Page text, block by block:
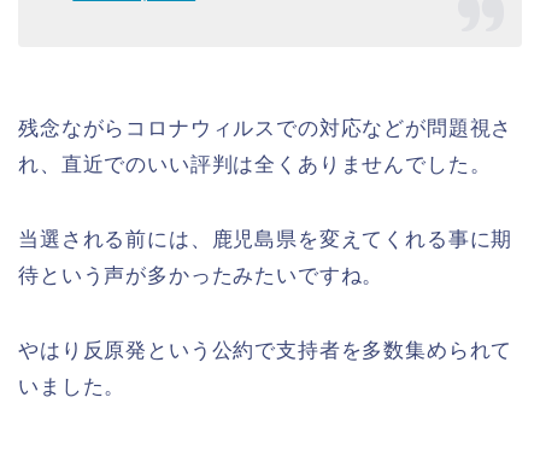
残念ながらコロナウィルスでの対応などが問題視さ
れ、直近でのいい評判は全くありませんでした。
当選される前には、鹿児島県を変えてくれる事に期
待という声が多かったみたいですね。
やはり反原発という公約で支持者を多数集められて
いました。